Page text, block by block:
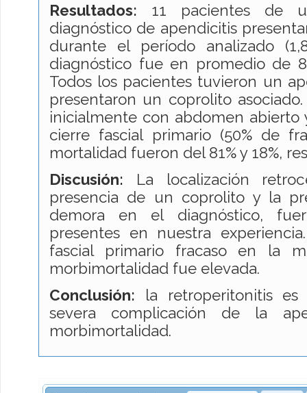
Resultados: 11 pacientes de
diagnóstico de apendicitis
durante el período analizado
diagnóstico fue en promedio de
Todos los pacientes tuvieron un
presentaron un coprolito
inicialmente con abdomen abierto
cierre fascial primario (50% de
mortalidad fueron del 81% y 18%,
Discusión: La localización
presencia de un coprolito y la
demora en el diagnóstico,
presentes en nuestra
fascial primario fracaso en la
morbimortalidad fue elevada.
Conclusión: la retroperitonitis
severa complicación de la
morbimortalidad.